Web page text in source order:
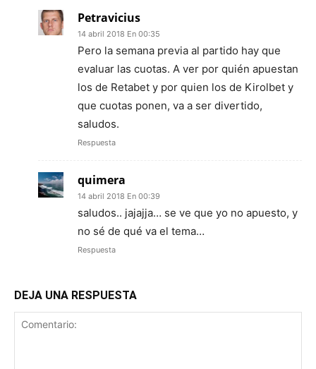
Petravicius
14 abril 2018 En 00:35
Pero la semana previa al partido hay que
evaluar las cuotas. A ver por quién apuestan
los de Retabet y por quien los de Kirolbet y
que cuotas ponen, va a ser divertido,
saludos.
Respuesta
quimera
14 abril 2018 En 00:39
saludos.. jajajja… se ve que yo no apuesto, y
no sé de qué va el tema…
Respuesta
DEJA UNA RESPUESTA